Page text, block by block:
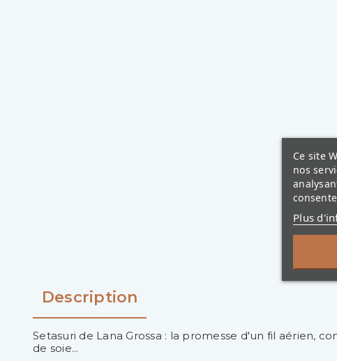
Description
Setasuri de Lana Grossa : la promesse d'un fil aérien,
de soie...
Ce site
nos
Plus